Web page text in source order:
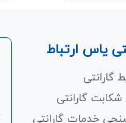
یاس ارتباط
گارانتی
گارانتی
خدمات گارانتی